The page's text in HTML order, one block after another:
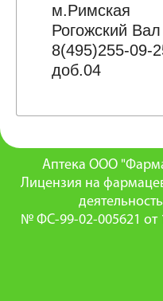
м.Римская
Рогожский
8(495)255-09-
доб.04
Аптека ООО
Лицензия на
№ ФС-99-02-005621 от